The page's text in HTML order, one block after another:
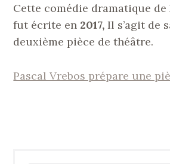
Cette comédie dramatique de
fut écrite en 2017, Il s’agit de
deuxième pièce de théâtre.
Pascal Vrebos prépare une